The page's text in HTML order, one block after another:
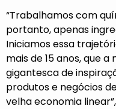
“Trabalhamos com
portanto, apenas
Iniciamos essa
mais de 15 anos, que
gigantesca de
produtos e negócios
velha economia